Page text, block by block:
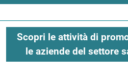
Scopri le attività di
le aziende del settore